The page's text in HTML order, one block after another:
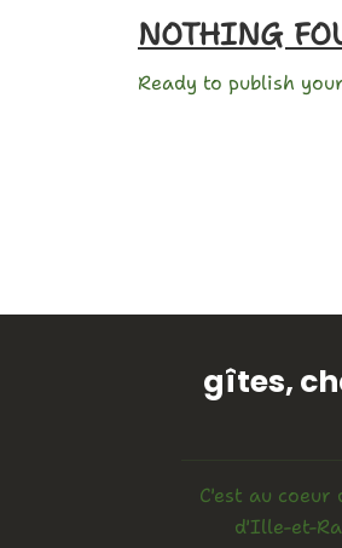
NOTHING
Ready to publish
gîtes,
C'est au
d'Ille-et-